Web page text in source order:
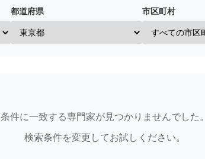
都道府県 市区町村
条件に一致する専門家が見つかりませんでした。
検索条件を変更してお試しください。